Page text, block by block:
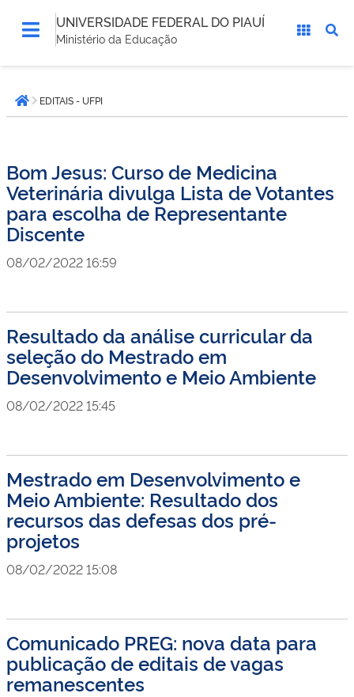
UNIVERSIDADE FEDERAL DO PIAUÍ
Ministério da Educação
está
aqui:Página inicial
EDITAIS - UFPI
Bom Jesus: Curso de Medicina
Veterinária divulga Lista de Votantes
para escolha de Representante
Discente
08/02/2022 16:59
Resultado da análise curricular da
seleção do Mestrado em
Desenvolvimento e Meio Ambiente
08/02/2022 15:45
Mestrado em Desenvolvimento e
Meio Ambiente: Resultado dos
recursos das defesas dos pré-
projetos
08/02/2022 15:08
Comunicado PREG: nova data para
publicação de editais de vagas
remanescentes